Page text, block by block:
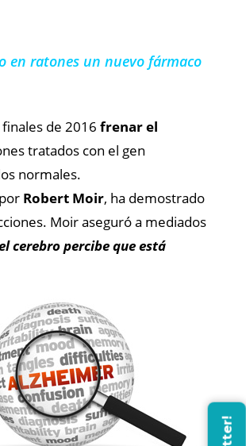
en ratones un nuevo fármaco
finales de 2016 frenar el
tratados con el gen
normales.
Robert Moir, ha demostrado
Moir aseguró a mediados
cerebro percibe que está